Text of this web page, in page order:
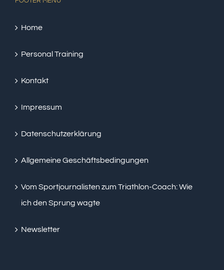
Home
Personal Training
Kontakt
Impressum
Datenschutzerklärung
Allgemeine Geschäftsbedingungen
Vom Sportjournalisten zum Triathlon-Coach: Wie
ich den Sprung wagte
Newsletter